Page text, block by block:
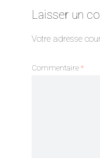
Laisser un
Votre adresse
Commentaire*